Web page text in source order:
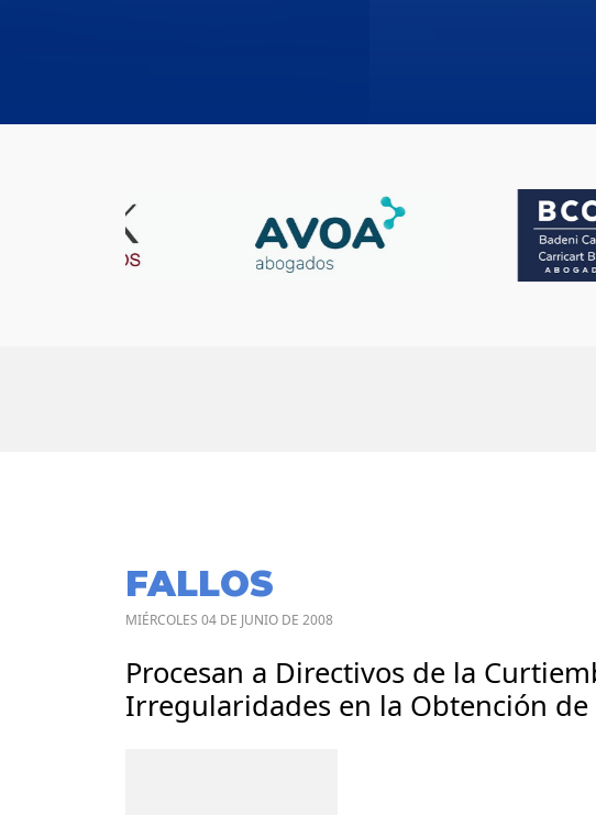
FALLOS
MIÉRCOLES 04 DE JUNIO DE 2008
Procesan a Directivos de la
Irregularidades en la Obtención